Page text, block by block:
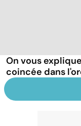
On vous
coincée dans